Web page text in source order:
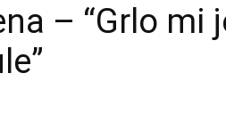
– “Grlo mi